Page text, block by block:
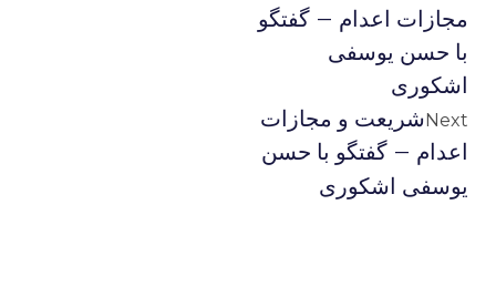
مجازات اعدام – گفتگو
با حسن یوسفی
اشکوری
Nextشریعت و مجازات
اعدام – گفتگو با حسن
یوسفی اشکوری